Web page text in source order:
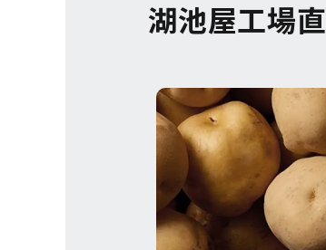
湖池屋工場